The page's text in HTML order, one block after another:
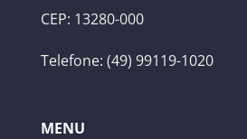
CEP: 13280-000
Telefone: (49) 99119-1020
MENU